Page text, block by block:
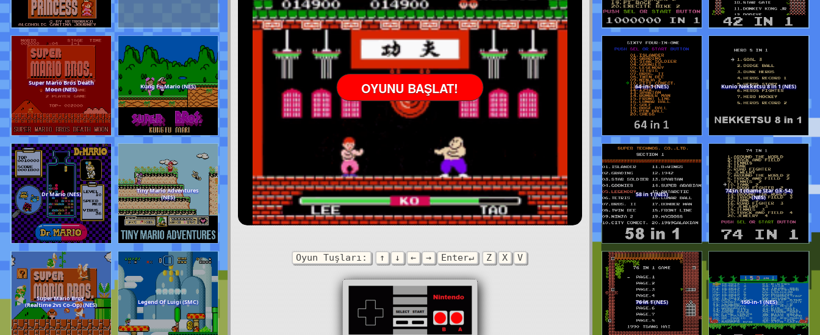
OYUNU BAŞLAT!
Oyun Tuşları: ↑ ↓ ← → Enter↵ Z X V
Sarhoş Prensesler (MARIO)
(HACK)(NES)
Super Mario World 2:
Yoshi’s Island (SNES)
Super Mario Bros Death
Moon (NES)
Kung Fu Mario (NES)